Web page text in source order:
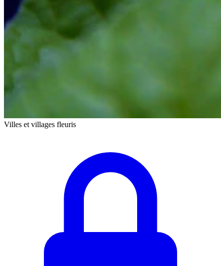
Villes et villages fleuris